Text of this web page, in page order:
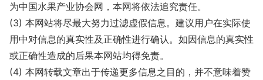
为中国水果产业协会网，本网将依法追究责任。
(3) 本网站将尽最大努力过滤虚假信息。建议用户在实际使
用中对信息的真实性及正确性进行确认。如因信息的真实性
或正确性造成的后果本网站均得免责。
(4) 本网转载文章出于传递更多信息之目的，并不意味着赞